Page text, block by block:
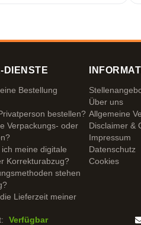
DIENSTE
Bestellung
bestellen?
Verpackungs- oder
meine digitale
Korrekturabzug?
stehen
Lieferzeit meiner
Über uns
Allgemeine
Disclaimer &
Impressum
Datenschutz
Cookies
Verfügbar